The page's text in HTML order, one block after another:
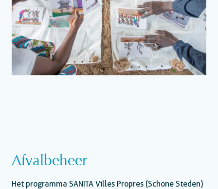
Afvalbeheer
Het programma SANITA Villes Propres (Schone Steden)